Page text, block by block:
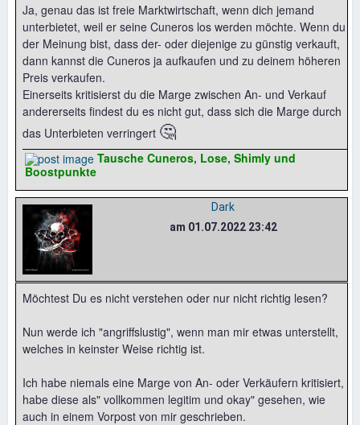
Ja, genau das ist freie Marktwirtschaft, wenn dich jemand
unterbietet, weil er seine Cuneros los werden möchte. Wenn du
der Meinung bist, dass der- oder diejenige zu günstig verkauft,
dann kannst die Cuneros ja aufkaufen und zu deinem höheren
Preis verkaufen.
Einerseits kritisierst du die Marge zwischen An- und Verkauf
andererseits findest du es nicht gut, dass sich die Marge durch
das Unterbieten verringert 🤔
Tausche Cuneros, Lose, Shimly und
Boostpunkte
Dark
am 01.07.2022 23:42
Möchtest Du es nicht verstehen oder nur nicht richtig lesen?
Nun werde ich "angriffslustig", wenn man mir etwas unterstellt,
welches in keinster Weise richtig ist.
Ich habe niemals eine Marge von An- oder Verkäufern kritisiert,
habe diese als" vollkommen legitim und okay" gesehen, wie
auch in einem Vorpost von mir geschrieben.